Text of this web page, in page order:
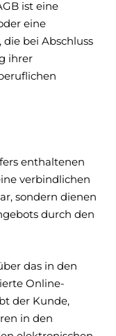
ist eine
eine
bei Abschluss
ihrer
enthaltenen
verbindlichen
sondern dienen
durch den
das in den
Online-
der Kunde,
in den